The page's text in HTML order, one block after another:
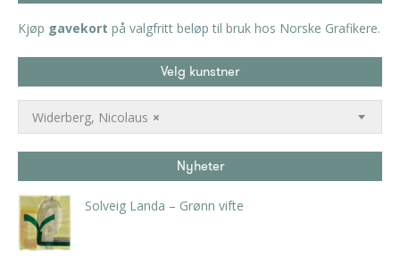
Kjøp gavekort på valgfritt beløp til bruk hos Norske Grafikere.
Velg kunstner
×
Widerberg, Nicolaus
Nyheter
Solveig Landa – Grønn vifte